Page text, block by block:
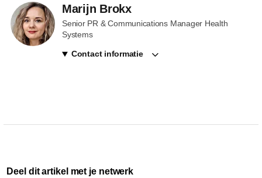
Marijn Brokx
Senior PR & Communications Manager Health
Systems
Contact informatie
Deel dit artikel met je netwerk